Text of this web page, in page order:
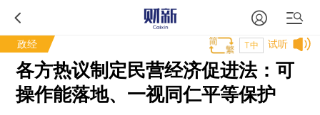
政经 试听
T中
各方热议制定民营经济促进法：可
操作能落地、一视同仁平等保护